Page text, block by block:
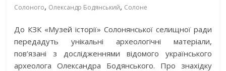
Солоного, Олександр Бодянський, Солоне
До КЗК «Музей історії» Солонянської селищної ради
передадуть унікальні археологічні матеріали,
пов’язані з дослідженнями відомого українського
археолога Олександра Бодянського. Про знахідку